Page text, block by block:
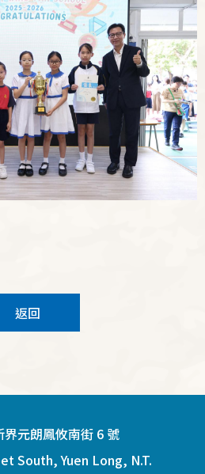
返回
界元朗鳳攸南街 6 號
South, Yuen Long, N.T.